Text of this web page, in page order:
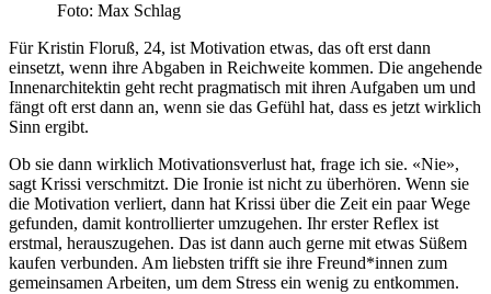
Foto: Max Schlag
Für Kristin Floruß, 24, ist Motivation etwas, das oft erst dann
einsetzt, wenn ihre Abgaben in Reichweite kommen. Die angehende
Innenarchitektin geht recht pragmatisch mit ihren Aufgaben um und
fängt oft erst dann an, wenn sie das Gefühl hat, dass es jetzt wirklich
Sinn ergibt.
Ob sie dann wirklich Motivationsverlust hat, frage ich sie. «Nie»,
sagt Krissi verschmitzt. Die Ironie ist nicht zu überhören. Wenn sie
die Motivation verliert, dann hat Krissi über die Zeit ein paar Wege
gefunden, damit kontrollierter umzugehen. Ihr erster Reflex ist
erstmal, herauszugehen. Das ist dann auch gerne mit etwas Süßem
kaufen verbunden. Am liebsten trifft sie ihre Freund*innen zum
gemeinsamen Arbeiten, um dem Stress ein wenig zu entkommen.